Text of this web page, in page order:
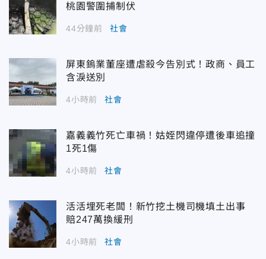
桃園警圍捕制伏
44分鐘前 社會
屏東鎢業董座遭虐殺今告別式！政商、員工
含淚送別
4小時前 社會
嘉義義竹死亡車禍！姑姪閃違停遭後車追撞
1死1傷
4小時前 社會
活活埋死老闆！新竹挖土機司機填土出事
賠247萬換緩刑
4小時前 社會